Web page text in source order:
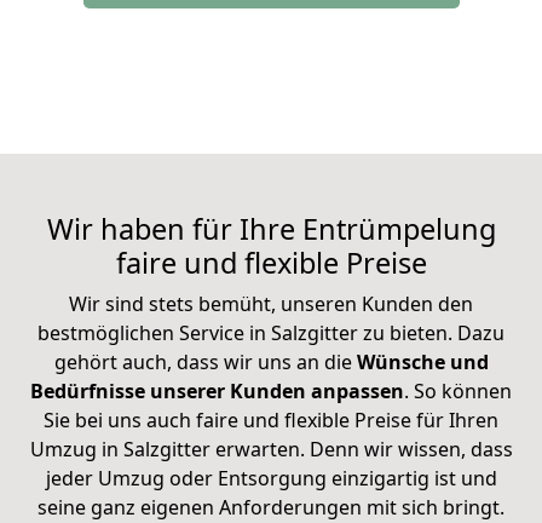
Wir haben für Ihre Entrümpelung
faire und flexible Preise
Wir sind stets bemüht, unseren Kunden den
bestmöglichen Service in Salzgitter zu bieten. Dazu
gehört auch, dass wir uns an dieWünsche und
Bedürfnisse unserer Kunden anpassen. So können
Sie bei uns auch faire und flexible Preise für Ihren
Umzug in Salzgitter erwarten. Denn wir wissen, dass
jeder Umzug oder Entsorgung einzigartig ist und
seine ganz eigenen Anforderungen mit sich bringt.